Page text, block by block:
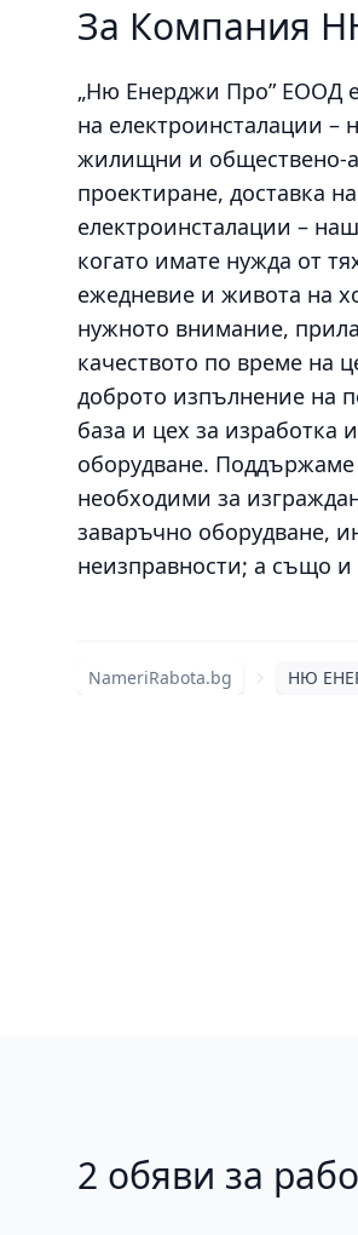
За Компания
„Ню Енерджи Про” ЕООД
на електроинсталации
жилищни и обществено-
проектиране, доставка
електроинсталации –
когато имате нужда от
ежедневие и живота на
нужното внимание,
качеството по време на
доброто изпълнение на
база и цех за изработка
оборудване.
необходими за
заваръчно оборудване,
неизправности; а също и
NameriRabota.bg НЮ
2 обяви за